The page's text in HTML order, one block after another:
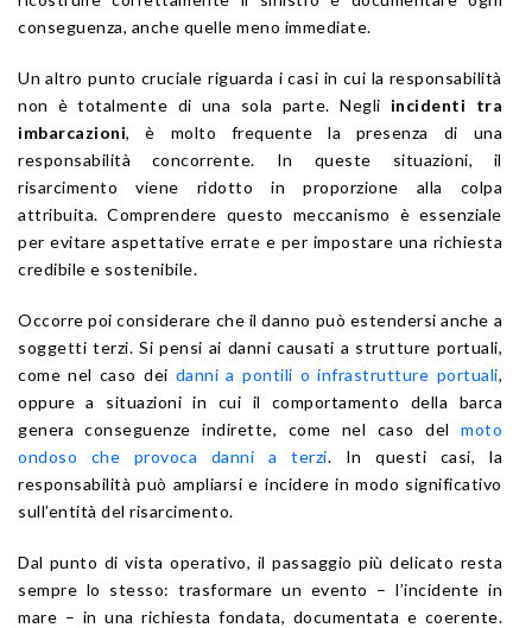
conseguenza, anche quelle meno immediate.
Un altro punto cruciale riguarda i casi in cui la responsabilità
non è totalmente di una sola parte. Negli incidenti tra
imbarcazioni, è molto frequente la presenza di una
responsabilità concorrente. In queste situazioni, il
risarcimento viene ridotto in proporzione alla colpa
attribuita. Comprendere questo meccanismo è essenziale
per evitare aspettative errate e per impostare una richiesta
credibile e sostenibile.
Occorre poi considerare che il danno può estendersi anche a
soggetti terzi. Si pensi ai danni causati a strutture portuali,
come nel caso dei danni a pontili o infrastrutture portuali,
oppure a situazioni in cui il comportamento della barca
genera conseguenze indirette, come nel caso del moto
ondoso che provoca danni a terzi. In questi casi, la
responsabilità può ampliarsi e incidere in modo significativo
sull’entità del risarcimento.
Dal punto di vista operativo, il passaggio più delicato resta
sempre lo stesso: trasformare un evento – l’incidente in
mare – in una richiesta fondata, documentata e coerente.